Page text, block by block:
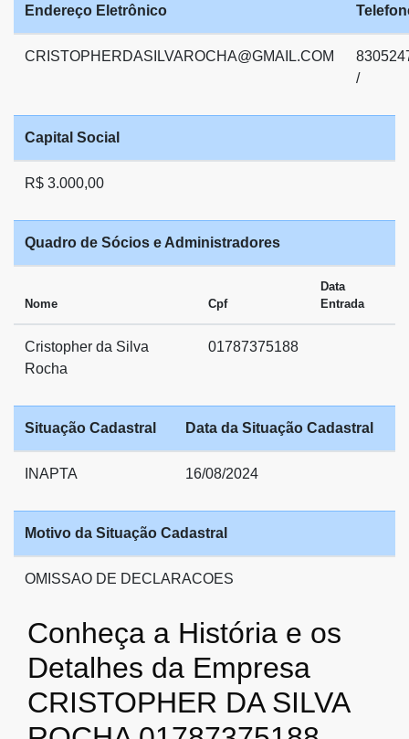
Endereço Eletrônico
CRISTOPHERDASILVAROCHA@GMAIL.COM
/
Capital Social
R$ 3.000,00
Quadro de Sócios e Administradores
Nome Cpf
Data
Entrada
Cristopher da Silva
Rocha
01787375188
Situação Cadastral Data da Situação Cadastral
INAPTA 16/08/2024
Motivo da Situação Cadastral
OMISSAO DE DECLARACOES
Conheça a História e os
Detalhes da Empresa
CRISTOPHER DA SILVA